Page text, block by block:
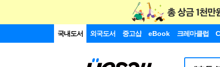
국내도서 외국도서 중고샵 eBook 크레마클럽